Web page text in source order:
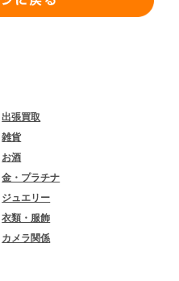
出張買取
雑貨
お酒
金・プラチナ
ジュエリー
衣類・服飾
カメラ関係